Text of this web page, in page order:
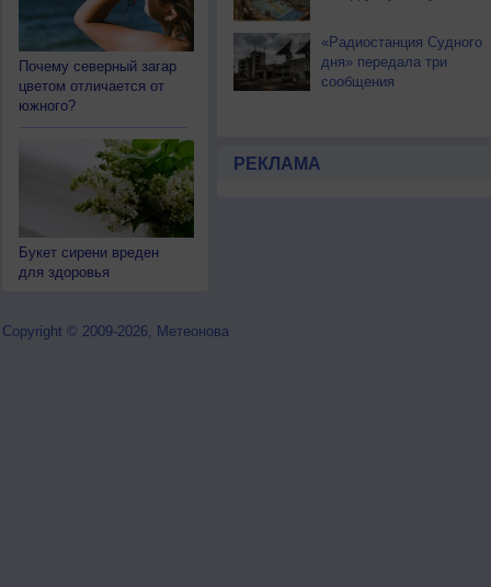
Почему северный загар
цветом отличается от
южного?
Букет сирени вреден
для здоровья
«Радиостанция Судного
дня» передала три
сообщения
РЕКЛАМА
Copyright © 2009-2026, Метеонова